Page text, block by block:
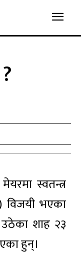
स्वतन्त्र
विजयी भएका
शाह २३
हुन्।